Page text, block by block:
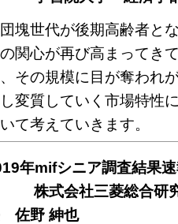
塊世代が後期高齢者と
関心が再び高まってき
その規模に目が奪われ
変質していく市場特性
て考えていきます。
年mifシニア調査結果
式会社三菱総合研究
佐野 紳也